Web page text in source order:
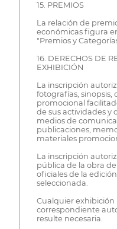
15. PREMIOS
La relación de
económicas figura
"Premios y
16. DERECHOS DE
EXHIBICIÓN
La inscripción
fotografías, sinopsis,
promocional
de sus actividades y
medios de
publicaciones,
materiales
La inscripción
pública de la obra
oficiales de la
seleccionada.
Cualquier exhibición
correspondiente
resulte necesaria.